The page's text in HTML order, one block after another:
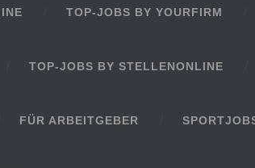
TOP-JOBS BY YOURFIRM
TOP-JOBS BY STELLENONLINE
FÜR ARBEITGEBER